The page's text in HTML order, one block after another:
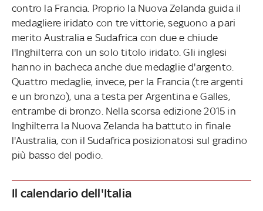
contro la Francia. Proprio la Nuova Zelanda guida il
medagliere iridato con tre vittorie, seguono a pari
merito Australia e Sudafrica con due e chiude
l'Inghilterra con un solo titolo iridato. Gli inglesi
hanno in bacheca anche due medaglie d'argento.
Quattro medaglie, invece, per la Francia (tre argenti
e un bronzo), una a testa per Argentina e Galles,
entrambe di bronzo. Nella scorsa edizione 2015 in
Inghilterra la Nuova Zelanda ha battuto in finale
l'Australia, con il Sudafrica posizionatosi sul gradino
più basso del podio.
Il calendario dell'Italia